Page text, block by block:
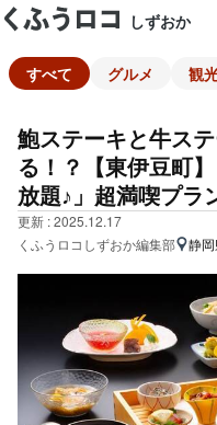
しずおか
すべて グルメ 観
鮑ステーキと牛ス
る！？【東伊豆町
放題♪」超満喫プラ
更新 : 2025.12.17
くふうロコしずおか編集部
静